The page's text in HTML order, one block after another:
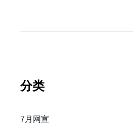
分类
7月网宣